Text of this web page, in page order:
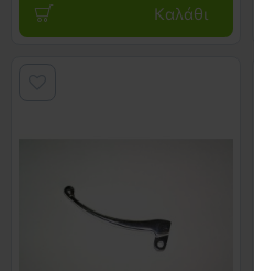
Καλάθι